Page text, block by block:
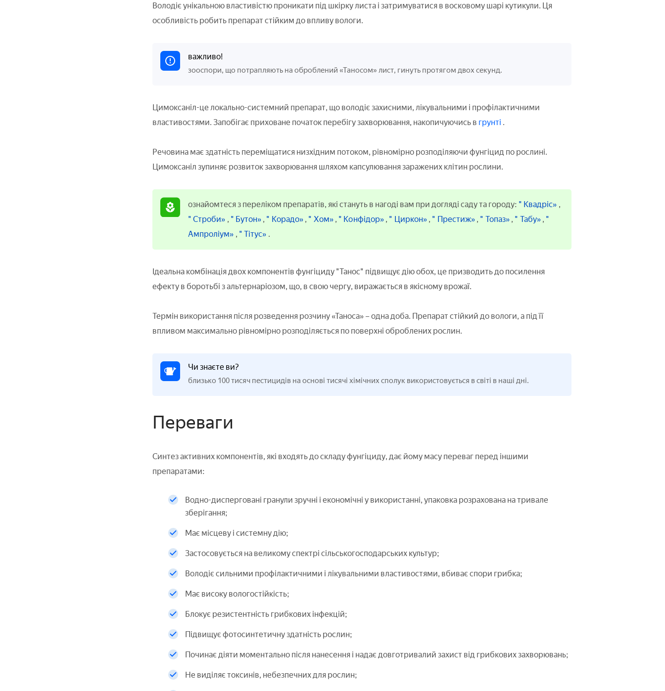
Володіє унікальною властивістю проникати під шкірку листа і затримуватися в восковому шарі кутикули. Ця
особливість робить препарат стійким до впливу вологи.
важливо!
зооспори, що потрапляють на оброблений «Таносом» лист, гинуть протягом двох секунд.
Цимоксаніл-це локально-системний препарат, що володіє захисними, лікувальними і профілактичними
властивостями. Запобігає приховане початок перебігу захворювання, накопичуючись в грунті .
Речовина має здатність переміщатися низхідним потоком, рівномірно розподіляючи фунгіцид по рослині.
Цимоксаніл зупиняє розвиток захворювання шляхом капсулювання заражених клітин рослини.
ознайомтеся з переліком препаратів, які стануть в нагоді вам при догляді саду та городу: " Квадріс» ,
" Строби» , " Бутон» , " Корадо» , " Хом» , " Конфідор» , " Циркон» , " Престиж» , " Топаз» , " Табу» , "
Ампроліум» , " Тітус» .
Ідеальна комбінація двох компонентів фунгіциду "Танос" підвищує дію обох, це призводить до посилення
ефекту в боротьбі з альтернаріозом, що, в свою чергу, виражається в якісному врожаї.
Термін використання після розведення розчину «Таноса» – одна доба. Препарат стійкий до вологи, а під її
впливом максимально рівномірно розподіляється по поверхні оброблених рослин.
Чи знаєте ви?
близько 100 тисяч пестицидів на основі тисячі хімічних сполук використовується в світі в наші дні.
Переваги
Синтез активних компонентів, які входять до складу фунгіциду, дає йому масу переваг перед іншими
препаратами:
Водно-дисперговані гранули зручні і економічні у використанні, упаковка розрахована на тривале
зберігання;
Має місцеву і системну дію;
Застосовується на великому спектрі сільськогосподарських культур;
Володіє сильними профілактичними і лікувальними властивостями, вбиває спори грибка;
Має високу вологостійкість;
Блокує резистентність грибкових інфекцій;
Підвищує фотосинтетичну здатність рослин;
Починає діяти моментально після нанесення і надає довготривалий захист від грибкових захворювань;
Не виділяє токсинів, небезпечних для рослин;